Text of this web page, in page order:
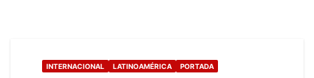
INTERNACIONAL LATINOAMÉRICA PORTADA